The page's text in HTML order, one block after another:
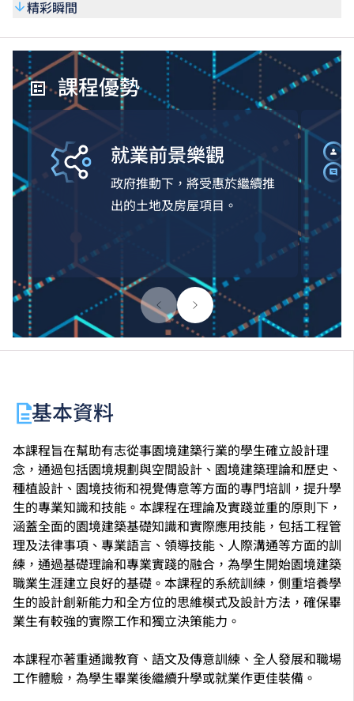
精彩瞬間
課程優勢
就業前景樂觀
政府推動下，將受惠於繼續推
出的土地及房屋項目。
基本資料
本課程旨在幫助有志從事園境建築行業的學生確立設計理
念，通過包括園境規劃與空間設計、園境建築理論和歷史、
種植設計、園境技術和視覺傳意等方面的專門培訓，提升學
生的專業知識和技能。本課程在理論及實踐並重的原則下，
涵蓋全面的園境建築基礎知識和實際應用技能，包括工程管
理及法律事項、專業語言、領導技能、人際溝通等方面的訓
練，通過基礎理論和專業實踐的融合，為學生開始園境建築
職業生涯建立良好的基礎。本課程的系統訓練，側重培養學
生的設計創新能力和全方位的思維模式及設計方法，確保畢
業生有較強的實際工作和獨立決策能力。
本課程亦著重通識教育、語文及傳意訓練、全人發展和職場
工作體驗，為學生畢業後繼續升學或就業作更佳裝備。